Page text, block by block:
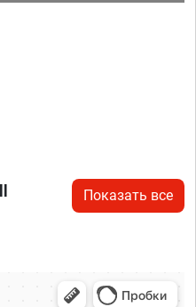
Показать все